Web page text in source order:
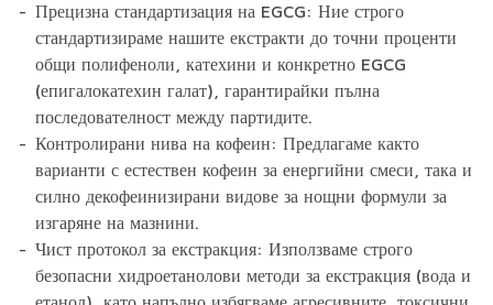
Прецизна стандартизация на EGCG: Ние строго
стандартизираме нашите екстракти до точни проценти
общи полифеноли, катехини и конкретно EGCG
(епигалокатехин галат), гарантирайки пълна
последователност между партидите.
Контролирани нива на кофеин: Предлагаме както
варианти с естествен кофеин за енергийни смеси, така и
силно декофеинизирани видове за нощни формули за
изгаряне на мазнини.
Чист протокол за екстракция: Използваме строго
безопасни хидроетанолови методи за екстракция (вода и